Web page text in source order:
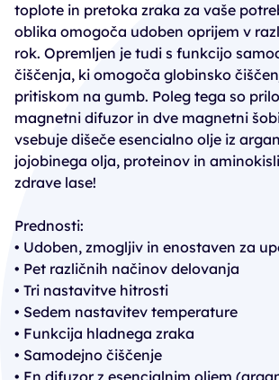
toplote in pretoka zraka za vaše
oblika omogoča udoben oprijem v
rok. Opremljen je tudi s funkcijo
čiščenja, ki omogoča globinsko
pritiskom na gumb. Poleg tega so
magnetni difuzor in dve magnetni
vsebuje dišeče esencialno olje iz
jojobinega olja, proteinov in
zdrave lase!
Prednosti:
• Udoben, zmogljiv in enostaven za
• Pet različnih načinov delovanja
• Tri nastavitve hitrosti
• Sedem nastavitev temperature
• Funkcija hladnega zraka
• Samodejno čiščenje
• En difuzor z esencialnim oljem